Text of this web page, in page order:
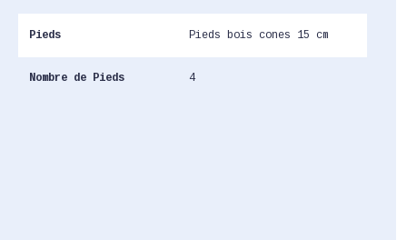
Pieds Pieds bois cones 15 cm
Nombre de Pieds 4